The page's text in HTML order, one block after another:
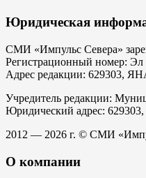
Юридическая
СМИ «Импульс Севера»
Регистрационный номер:
Адрес редакции: 629303,
Учредитель редакции:
Юридический адрес:
2012 — 2026 г. © СМИ
О компании